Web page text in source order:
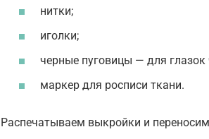
нитки;
иголки;
черные пуговицы — для глазок
маркер для росписи ткани.
Распечатываем выкройки и